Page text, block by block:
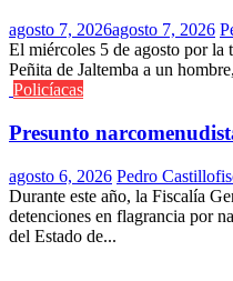
agosto 7, 2026agosto 7, 2026
El miércoles 5 de agosto por la
Peñita de Jaltemba a un
Policíacas
Presunto
agosto 6, 2026 Pedro Castillo
Durante este año, la Fiscalía
detenciones en flagrancia por
del Estado de...